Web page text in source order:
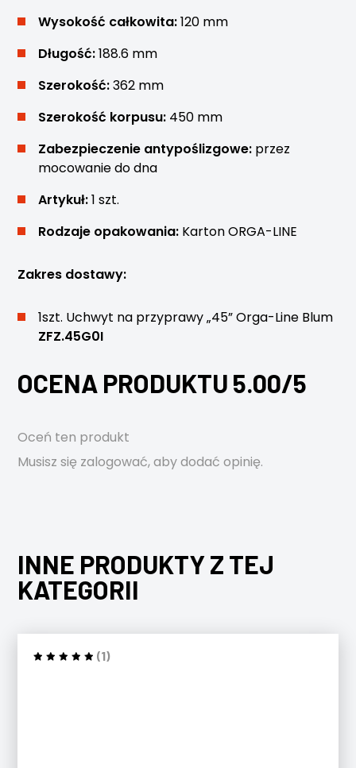
Wysokość całkowita:120 mm
Długość:188.6 mm
Szerokość:362 mm
Szerokość korpusu: 450 mm
Zabezpieczenie antypoślizgowe: przez
mocowanie do dna
Artykuł:1 szt.
Rodzaje opakowania: Karton ORGA-LINE
Zakres dostawy:
1szt. Uchwyt na przyprawy „45” Orga-Line Blum
ZFZ.45G0I
OCENA PRODUKTU 5.00/5
Oceń ten produkt
Musisz się zalogować, aby dodać opinię.
INNE PRODUKTY Z TEJ
KATEGORII
(1)